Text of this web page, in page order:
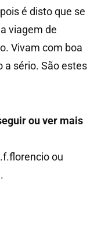
é disto que se
viagem de
Vivam com boa
a sério. São estes
ou ver mais
ou
.